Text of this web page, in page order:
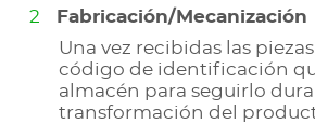
Fabricación/Mecanización
Una vez recibidas las
código de identificación
almacén para seguirlo
transformación del